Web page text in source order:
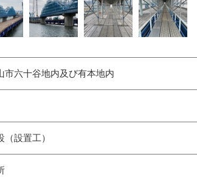
市六十谷地内及び有本地内
設置工）